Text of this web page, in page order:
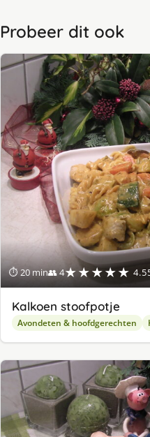
Probeer dit ook
⏱ 20 min👥 4★★★★★
Kalkoen stoofpotje
Avondeten & hoofdgerechten